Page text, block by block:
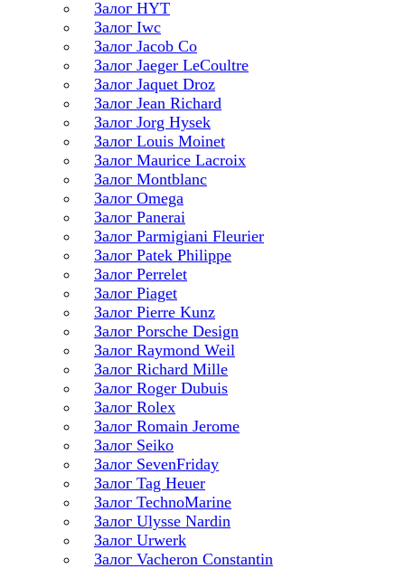
Залог HYT
Залог Iwc
Залог Jacob Co
Залог Jaeger LeCoultre
Залог Jaquet Droz
Залог Jean Richard
Залог Jorg Hysek
Залог Louis Moinet
Залог Maurice Lacroix
Залог Montblanc
Залог Omega
Залог Panerai
Залог Parmigiani Fleurier
Залог Patek Philippe
Залог Perrelet
Залог Piaget
Залог Pierre Kunz
Залог Porsche Design
Залог Raymond Weil
Залог Richard Mille
Залог Roger Dubuis
Залог Rolex
Залог Romain Jerome
Залог Seiko
Залог SevenFriday
Залог Tag Heuer
Залог TechnoMarine
Залог Ulysse Nardin
Залог Urwerk
Залог Vacheron Constantin